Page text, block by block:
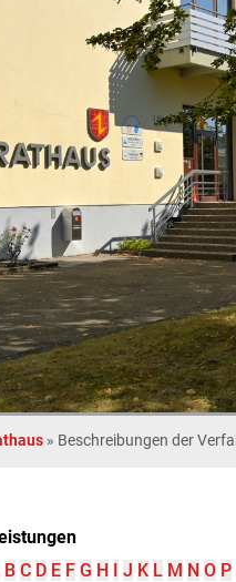
» Beschreibungen der
B C D E F G H I J K L M N O P